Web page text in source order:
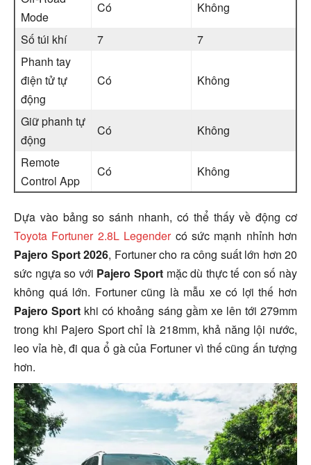
Mode
Có
Không
Số túi khí
7
7
Phanh tay
điện tử tự
động
Có Không
Giữ phanh tự
động
Có
Không
Remote
Control App
Có Không
Dựa vào bảng so sánh nhanh, có thể thấy về động cơ
Toyota Fortuner 2.8L Legendercó sức mạnh nhỉnh hơn
Pajero Sport 2026, Fortuner cho ra công suất lớn hơn 20
sức ngựa so với Pajero Sportmặc dù thực tế con số này
không quá lớn. Fortuner cũng là mẫu xe có lợi thế hơn
Pajero Sport khi có khoảng sáng gầm xe lên tới 279mm
trong khi Pajero Sport chỉ là 218mm, khả năng lội nước,
leo vỉa hè, đi qua ổ gà của Fortuner vì thế cũng ấn tượng
hơn.